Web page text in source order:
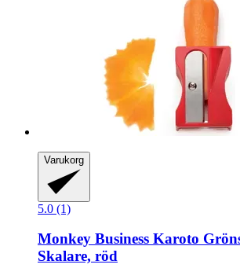
Varukorg
5.0 (1)
Monkey Business Karoto
Skalare, röd